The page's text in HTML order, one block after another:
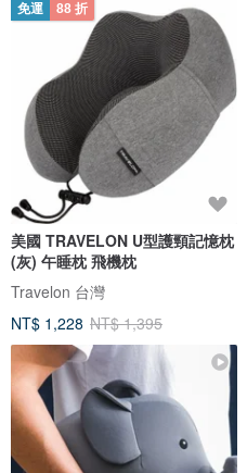
免運 88 折
美國 TRAVELON U型護頸記憶枕
(灰) 午睡枕 飛機枕
Travelon 台灣
NT$ 1,228 NT$ 1,395